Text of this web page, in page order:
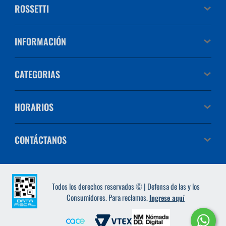
ROSSETTI
INFORMACIÓN
CATEGORIAS
HORARIOS
CONTÁCTANOS
Todos los derechos reservados © | Defensa de las y los
Consumidores. Para reclamos.Ingrese aquí